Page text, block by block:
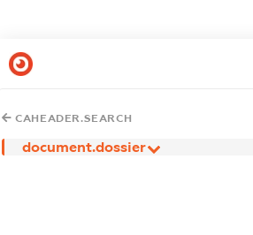
CAHEADER.SEARCH
document.dossier